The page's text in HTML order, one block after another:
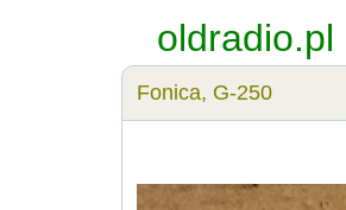
oldradio.pl
Fonica, G-250